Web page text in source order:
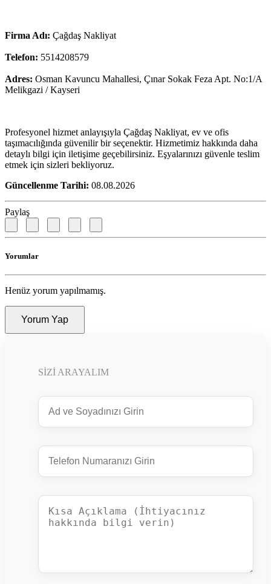
Firma Adı: Çağdaş Nakliyat
Telefon: 5514208579
Adres: Osman Kavuncu Mahallesi, Çınar Sokak Feza Apt. No:1/A
Melikgazi / Kayseri
Profesyonel hizmet anlayışıyla Çağdaş Nakliyat, ev ve ofis
taşımacılığında güvenilir bir seçenektir. Hizmetimiz hakkında daha
detaylı bilgi için iletişime geçebilirsiniz. Eşyalarınızı güvenle teslim
etmek için sizleri bekliyoruz.
Güncellenme Tarihi: 08.08.2026
Paylaş
Yorumlar
Henüz yorum yapılmamış.
Yorum Yap
SIZI ARAYALIM